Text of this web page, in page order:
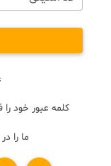
کلمه عبور خود
ما را